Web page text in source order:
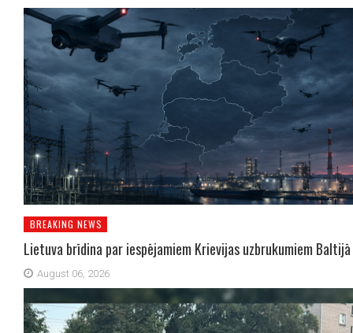
BREAKING NEWS
Lietuva brīdina par iespējamiem Krievijas uzbrukumiem Baltijā
August 06, 2026